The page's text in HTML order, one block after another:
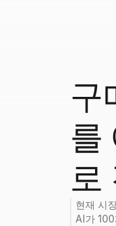
구
를
로
현재 시
AI가